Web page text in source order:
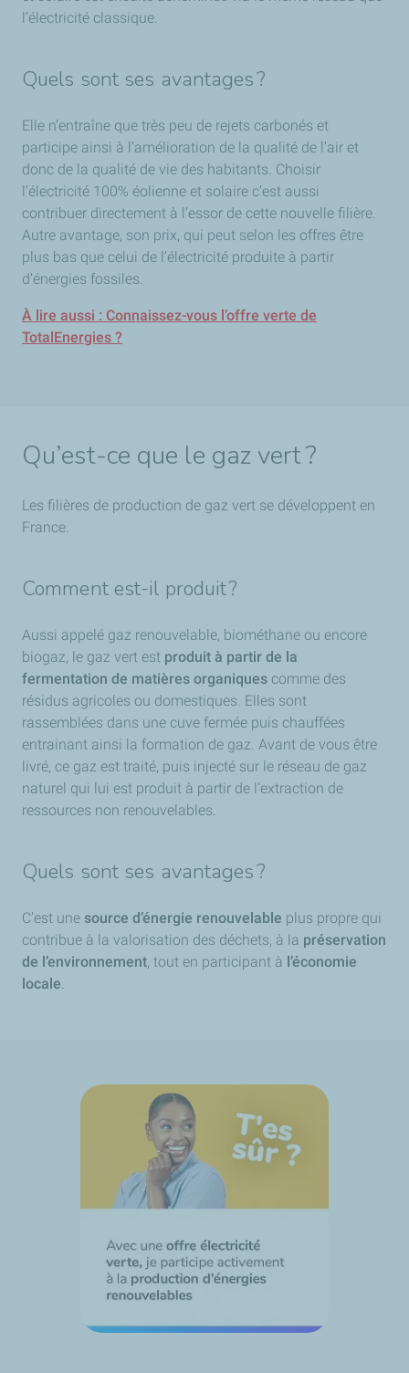
l’électricité classique.
Quels sont ses avantages ?
Elle n’entraîne que très peu de rejets carbonés et
participe ainsi à l’amélioration de la qualité de l’air et
donc de la qualité de vie des habitants. Choisir
l’électricité 100% éolienne et solaire c’est aussi
contribuer directement à l’essor de cette nouvelle filière.
Autre avantage, son prix, qui peut selon les offres être
plus bas que celui de l’électricité produite à partir
d’énergies fossiles.
À lire aussi : Connaissez-vous l’offre verte de
TotalEnergies ?
Qu’est-ce que le gaz vert ?
Les filières de production de gaz vert se développent en
France.
Comment est-il produit ?
Aussi appelé gaz renouvelable, biométhane ou encore
biogaz, le gaz vert est produit à partir de la
fermentation de matières organiques comme des
résidus agricoles ou domestiques. Elles sont
rassemblées dans une cuve fermée puis chauffées
entrainant ainsi la formation de gaz. Avant de vous être
livré, ce gaz est traité, puis injecté sur le réseau de gaz
naturel qui lui est produit à partir de l’extraction de
ressources non renouvelables.
Quels sont ses avantages ?
C’est une source d’énergie renouvelable plus propre qui
contribue à la valorisation des déchets, à la préservation
de l’environnement, tout en participant à l’économie
locale.